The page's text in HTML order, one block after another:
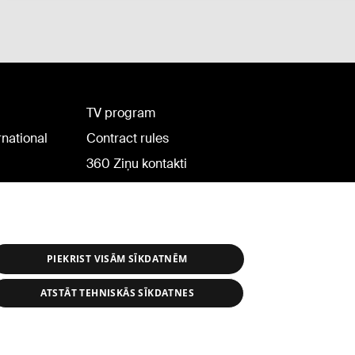
TV program
Contract rules
360 Ziņu kontakti
PIEKRIST VISĀM SĪKDATNĒM
ATSTĀT TEHNISKĀS SĪKDATNES